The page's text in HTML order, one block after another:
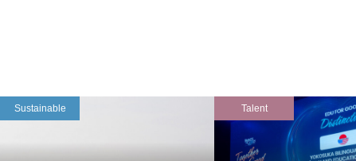
Sustainable Talent